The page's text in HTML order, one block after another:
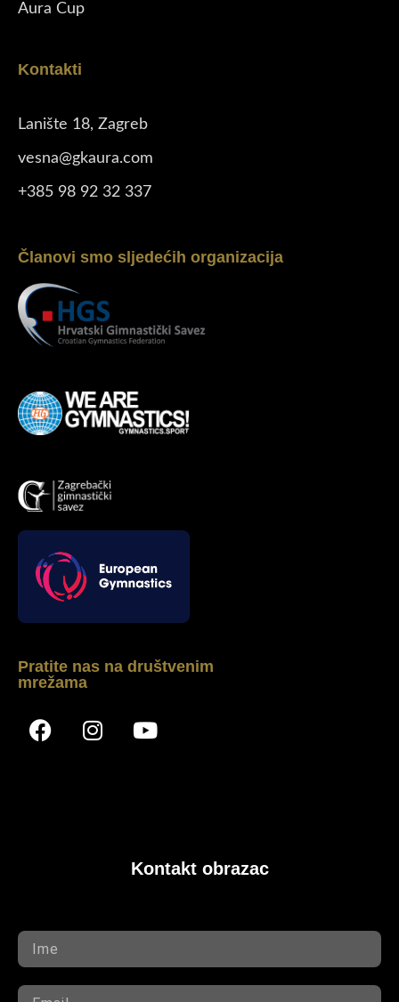
Aura Cup
Kontakti
Lanište 18, Zagreb
vesna@gkaura.com
+385 98 92 32 337
Članovi smo sljedećih organizacija
Pratite nas na društvenim
mrežama
Kontakt obrazac